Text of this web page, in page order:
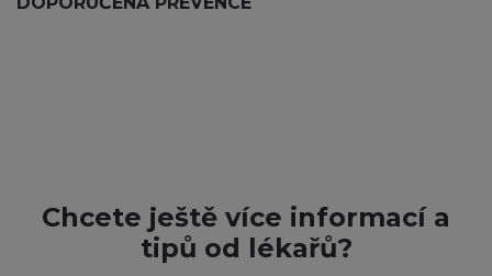
Chcete ještě více informací a
tipů od lékařů?